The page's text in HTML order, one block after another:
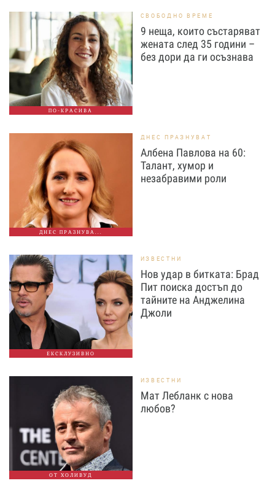
ПО-КРАСИВА
СВОБОДНО ВРЕМЕ
9 неща, които състаряват
жената след 35 години –
без дори да ги осъзнава
ДНЕС ПРАЗНУВА...
ДНЕС ПРАЗНУВАТ
Албена Павлова на 60:
Талант, хумор и
незабравими роли
ЕКСКЛУЗИВНО
ИЗВЕСТНИ
Нов удар в битката: Брад
Пит поиска достъп до
тайните на Анджелина
Джоли
ОТ ХОЛИВУД
ИЗВЕСТНИ
Мат Лебланк с нова
любов?